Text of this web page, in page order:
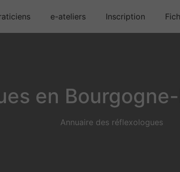
e-ateliers Inscription
en
Annuaire des réflexologues